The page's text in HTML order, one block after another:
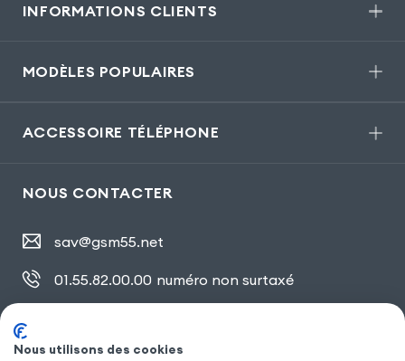
INFORMATIONS CLIENTS
MODÈLES POPULAIRES
ACCESSOIRE TÉLÉPHONE
NOUS CONTACTER
sav@gsm55.net
01.55.82.00.00 numéro non surtaxé
Nous utilisons des cookies